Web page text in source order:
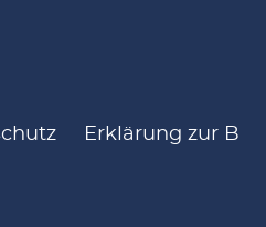
Erklärung zur B